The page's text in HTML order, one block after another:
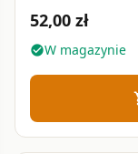
neutralizują
52,00 zł
check_circleW magazynie